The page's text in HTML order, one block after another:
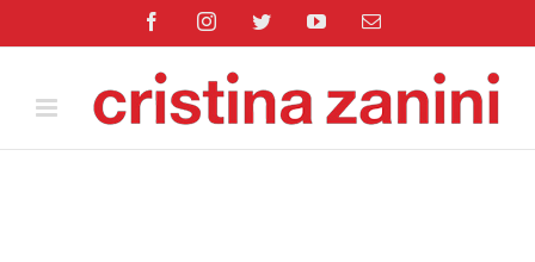
FacebookInstagramTwitterYouTubeEmail